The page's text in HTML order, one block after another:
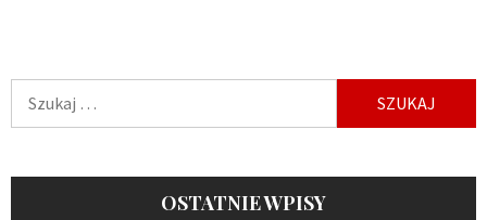
OSTATNIE WPISY